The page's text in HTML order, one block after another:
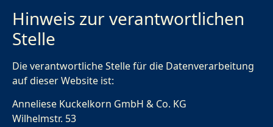
Hinweis zur verantwortlichen
Stelle
Die verantwortliche Stelle für die Datenverarbeitung
auf dieser Website ist:
Anneliese Kuckelkorn GmbH & Co. KG
Wilhelmstr. 53